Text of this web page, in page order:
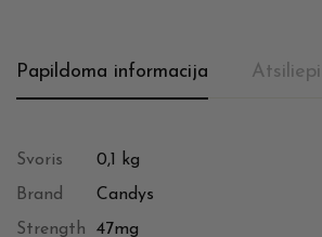
Papildoma informacija
Svoris
0,1 kg
Brand
Candys
Strength
47mg